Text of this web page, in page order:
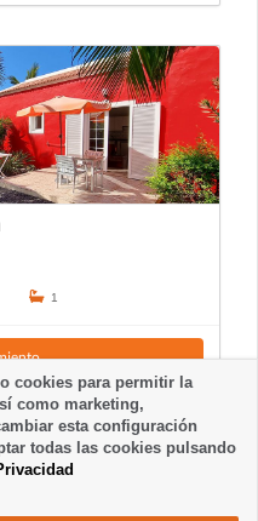
1
cookies para permitir la
como marketing,
esta configuración
todas las cookies pulsando